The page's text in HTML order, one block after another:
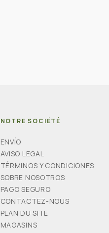
NOTRE SOCIÉTÉ
ENVÍO
AVISO LEGAL
TÉRMINOS Y CONDICIONES
SOBRE NOSOTROS
PAGO SEGURO
CONTACTEZ-NOUS
PLAN DU SITE
MAGASINS